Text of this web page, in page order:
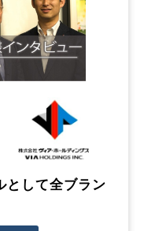
として全ブラン